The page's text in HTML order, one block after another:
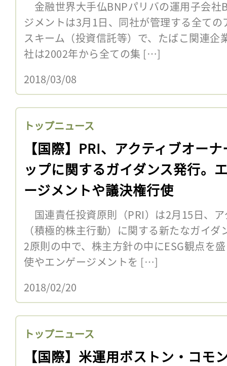
金融世界大手仏BNPパリバの運用子会社
ジメントは3月1日、同社が管理する全て
スキーム（投資信託等）で、たばこ関連企
社は2002年から全ての集 […]
2018/03/08
トップニュース
【国際】PRI、アクティブオー
ップに関するガイダンス発行。
ージメントや議決権行使
国連責任投資原則（PRI）は2月15日、
（積極的株主行動）に関する新たなガイ
2原則の中で、株主方針の中にESG観点を
使やエンゲージメントを […]
2018/02/20
トップニュース
【国際】米運用ボストン・コモ